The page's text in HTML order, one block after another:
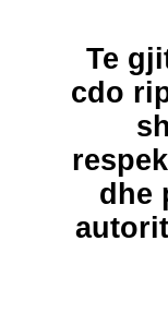
Te
cdo
dhe